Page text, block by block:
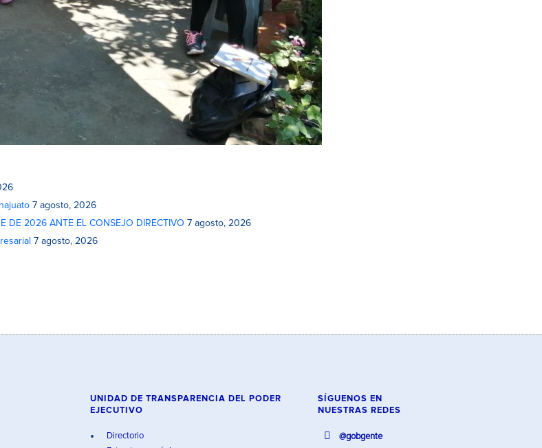
7 agosto, 2026
DE 2026 ANTE EL CONSEJO DIRECTIVO 7 agosto, 2026
7 agosto, 2026
UNIDAD DE TRANSPARENCIA DEL PODER
EJECUTIVO
Directorio
SÍGUENOS EN
NUESTRAS REDES
@gobgente